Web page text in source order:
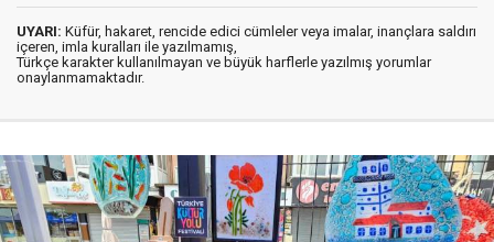
UYARI: Küfür, hakaret, rencide edici cümleler veya imalar, inançlara saldırı
içeren, imla kuralları ile yazılmamış,
Türkçe karakter kullanılmayan ve büyük harflerle yazılmış yorumlar
onaylanmamaktadır.